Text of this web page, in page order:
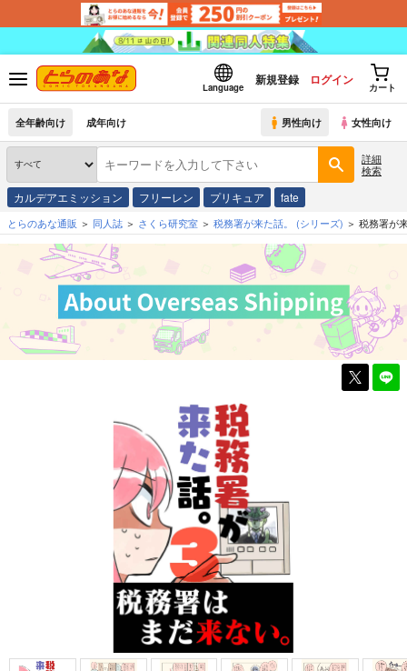
Language
新規登録 ログイン
カート
全年齢向け 成年向け 男性向け 女性向け
詳細
検索
カルデアエミッション フリーレン プリキュア fate
とらのあな通販 同人誌 さくら研究室 税務署が来た話。 (シリーズ) 税務署が